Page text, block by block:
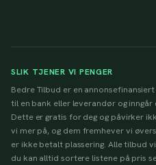
SLIK TJENER VI PENGER
Bedre Tilbud er en
til en bank eller leverandør og
Dette er gratis for deg og påvirker
vi mer på, og dem fremhever vi
er ikke betalt plassering. Alle tilbud
du kan alltid sortere listene på pris